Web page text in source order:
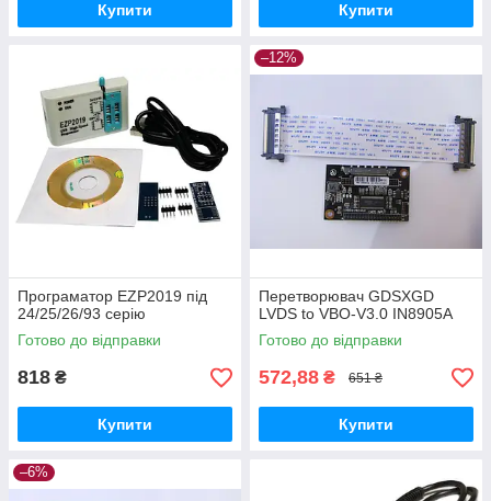
Купити Купити
Програматор EZP2019 під
24/25/26/93 серію
Готово до відправки
818 ₴
Купити
–12%
Перетворювач GDSXGD
LVDS to VBO-V3.0 IN8905A
Готово до відправки
572,88 ₴ 651 ₴
Купити
–6%